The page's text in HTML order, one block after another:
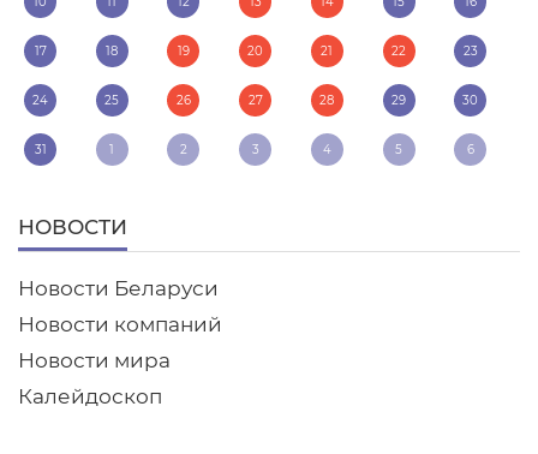
17 18 19 20 21 22 23
24 25 26 27 28 29 30
31 1 2 3 4 5 6
НОВОСТИ
Новости Беларуси
Новости компаний
Новости мира
Калейдоскоп